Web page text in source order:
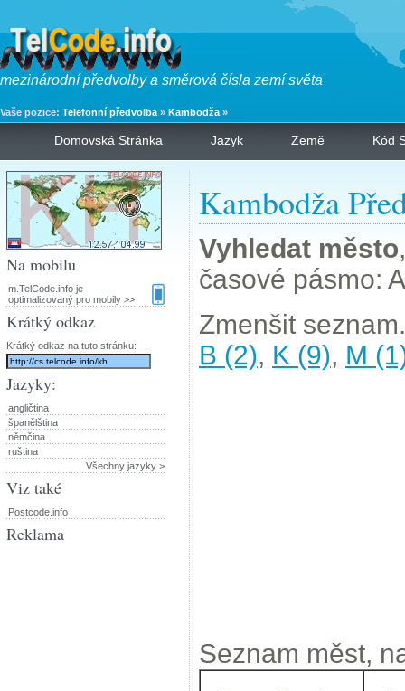
mezinárodní předvolby a směrová čísla zemí světa
Vaše pozice: Telefonní předvolba » Kambodža »
Domovská Stránka Jazyk Země Kód
Kambodža
Vyhledat město
časové pásmo:
Zmenšit
B (2), K (9), M
Seznam měst,
Na mobilu
m.TelCode.info je
optimalizovaný pro mobily >>
Krátký odkaz
Krátký odkaz na tuto stránku:
Jazyky:
angličtina
španělština
němčina
ruština
Všechny jazyky >
Viz také
Postcode.info
Reklama